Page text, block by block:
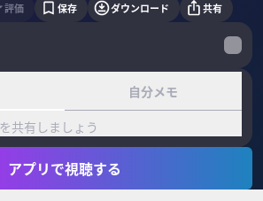
評価 保存 ダウンロード 共有
自分メモ
共有しましょう
アプリで視聴する